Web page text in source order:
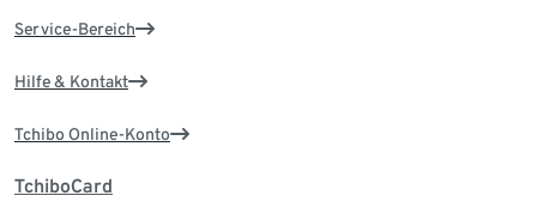
Service-Bereich
Hilfe & Kontakt
Tchibo Online-Konto
TchiboCard